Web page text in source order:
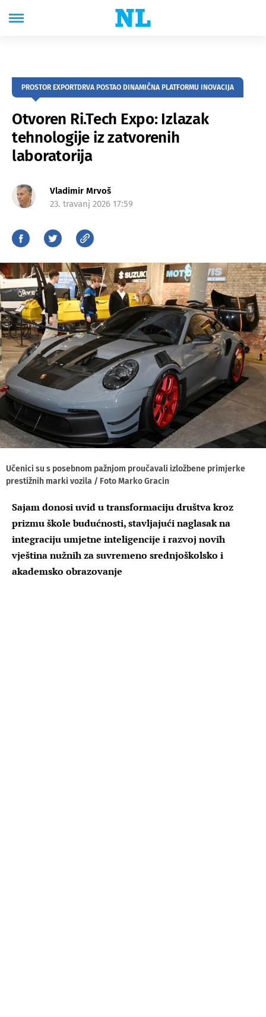
PROSTOR EXPORTDRVA POSTAO DINAMIČNA PLATFORMU INOVACIJA
Otvoren Ri.Tech Expo: Izlazak
tehnologije iz zatvorenih
laboratorija
Vladimir Mrvoš
23. travanj 2026 17:59
Učenici su s posebnom pažnjom proučavali izložbene primjerke
prestižnih marki vozila / Foto Marko Gracin
Sajam donosi uvid u transformaciju društva kroz
prizmu škole budućnosti, stavljajući naglasak na
integraciju umjetne inteligencije i razvoj novih
vještina nužnih za suvremeno srednjoškolsko i
akademsko obrazovanje